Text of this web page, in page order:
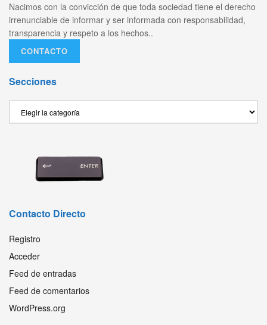
Nacimos con la convicción de que toda sociedad tiene el derecho
irrenunciable de informar y ser informada con responsabilidad,
transparencia y respeto a los hechos..
CONTACTO
Secciones
Contacto Directo
Registro
Acceder
Feed de entradas
Feed de comentarios
WordPress.org